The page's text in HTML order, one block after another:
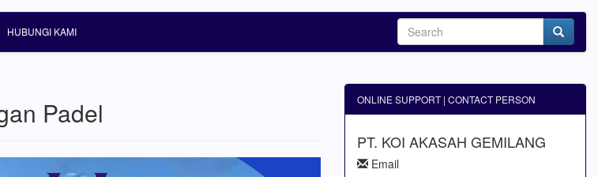
HUBUNGI KAMI
Padel ONLINE SUPPORT | CONTACT PERSON
PT. KOI AKASAH GEMILANG
Email